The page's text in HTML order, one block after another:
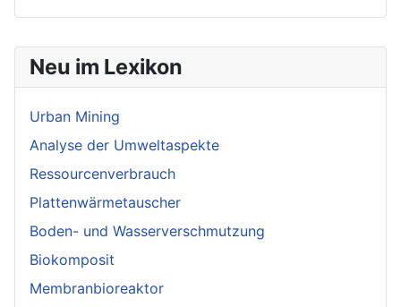
Neu im Lexikon
Urban Mining
Analyse der Umweltaspekte
Ressourcenverbrauch
Plattenwärmetauscher
Boden- und Wasserverschmutzung
Biokomposit
Membranbioreaktor